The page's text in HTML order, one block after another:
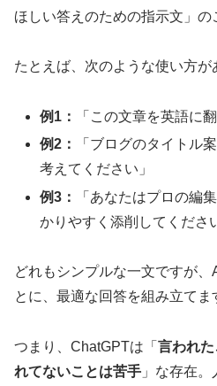
ほしい答えのための指示文」の
たとえば、次のような使い方が
例1：
「この文章を英語に
例2：
「ブログのタイトル
考えてください」
例3：
「あなたはプロの編
かりやすく添削してくださ
どれもシンプルな一文ですが、
とに、最適な回答を組み立てま
つまり、ChatGPTは「 言われ
れてないことは苦手 」な存在